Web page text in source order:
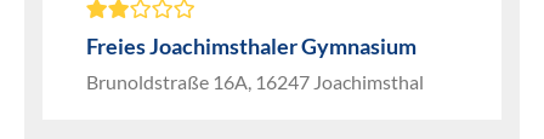
Freies Joachimsthaler Gymnasium
Brunoldstraße 16A, 16247 Joachimsthal